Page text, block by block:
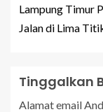
Lampung Timur
Jalan di Lima
Tinggalkan
Alamat email